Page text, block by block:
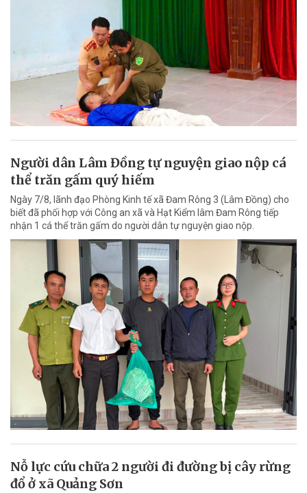
Người dân Lâm Đồng tự nguyện giao nộp cá
thể trăn gấm quý hiếm
Ngày 7/8, lãnh đạo Phòng Kinh tế xã Đam Rông 3 (Lâm Đồng) cho
biết đã phối hợp với Công an xã và Hạt Kiểm lâm Đam Rông tiếp
nhận 1 cá thể trăn gấm do người dân tự nguyện giao nộp.
Nỗ lực cứu chữa 2 người đi đường bị cây rừng
đổ ở xã Quảng Sơn